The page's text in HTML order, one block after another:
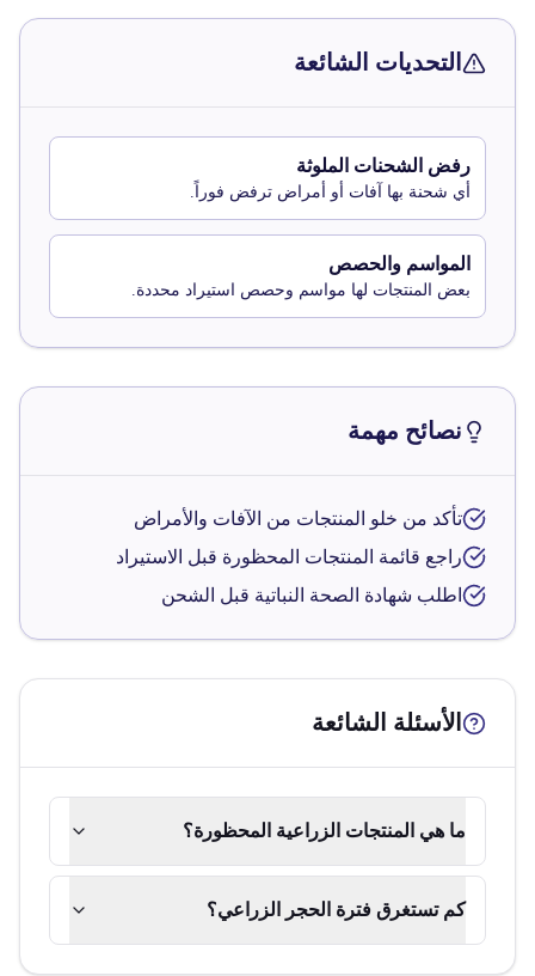
التحديات الشائعة
رفض الشحنات الملوثة
أي شحنة بها آفات أو أمراض ترفض فوراً.
المواسم والحصص
بعض المنتجات لها مواسم وحصص استيراد محددة.
نصائح مهمة
تأكد من خلو المنتجات من الآفات والأمراض
راجع قائمة المنتجات المحظورة قبل الاستيراد
اطلب شهادة الصحة النباتية قبل الشحن
الأسئلة الشائعة
ما هي المنتجات الزراعية المحظورة؟
كم تستغرق فترة الحجر الزراعي؟